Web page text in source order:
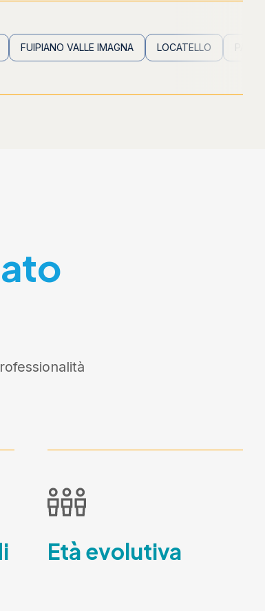
VALLE IMAGNA LOCATELLO PALADINA
Età evolutiva